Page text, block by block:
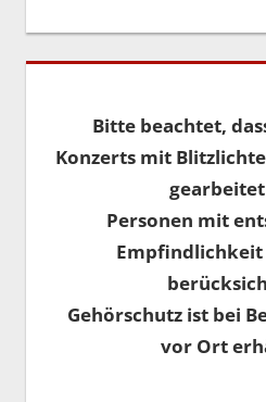
Bitte beachtet,
Konzerts mit
Personen mit
Empfindlichkeit
Gehörschutz ist bei
vor Ort